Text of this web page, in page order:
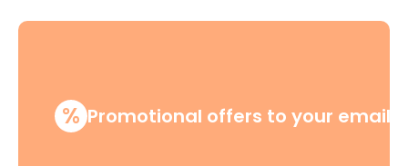
% Promotional offers to your email